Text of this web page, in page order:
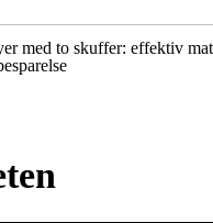
med to skuffer: effektiv